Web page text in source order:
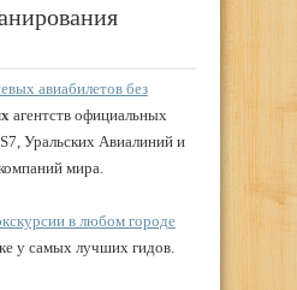
авиабилетов без
агентств официальных
Уральских Авиалиний и
мира.
в любом городе
у самых лучших гидов.